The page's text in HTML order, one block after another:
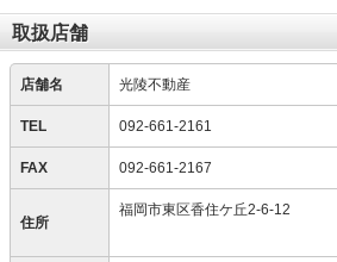
取扱店舗
店舗名 光陵不動産
TEL 092-661-2161
FAX 092-661-2167
住所
福岡市東区香住ケ丘2-6-12